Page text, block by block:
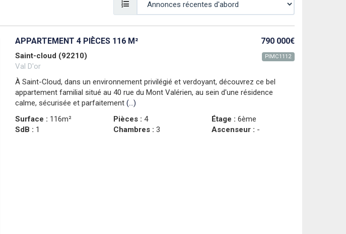
APPARTEMENT 4 PIÈCES 116 M² 790 000€
Saint-cloud (92210)
Val D'or
PIMC1112
À Saint-Cloud, dans un environnement privilégié et verdoyant, découvrez ce bel
appartement familial situé au 40 rue du Mont Valérien, au sein d'une résidence
calme, sécurisée et parfaitement (...)
Surface : 116m²
SdB : 1
Pièces : 4
Chambres : 3
Étage : 6ème
Ascenseur : -